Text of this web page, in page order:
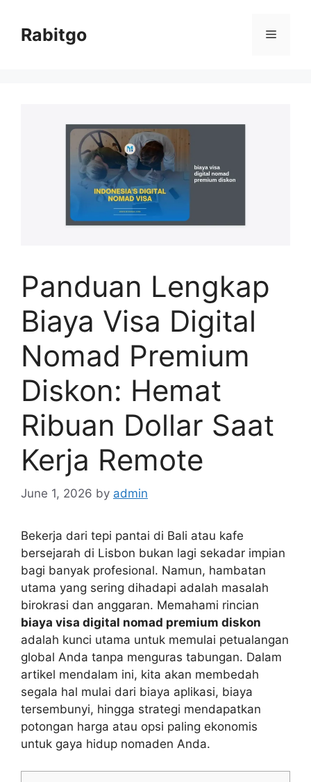
contentRabitgo Menu
Panduan Lengkap
Biaya Visa Digital
Nomad Premium
Diskon: Hemat
Ribuan Dollar Saat
Kerja Remote
June 1, 2026 by admin
Bekerja dari tepi pantai di Bali atau kafe
bersejarah di Lisbon bukan lagi sekadar impian
bagi banyak profesional. Namun, hambatan
utama yang sering dihadapi adalah masalah
birokrasi dan anggaran. Memahami rincian
biaya visa digital nomad premium diskon
adalah kunci utama untuk memulai petualangan
global Anda tanpa menguras tabungan. Dalam
artikel mendalam ini, kita akan membedah
segala hal mulai dari biaya aplikasi, biaya
tersembunyi, hingga strategi mendapatkan
potongan harga atau opsi paling ekonomis
untuk gaya hidup nomaden Anda.